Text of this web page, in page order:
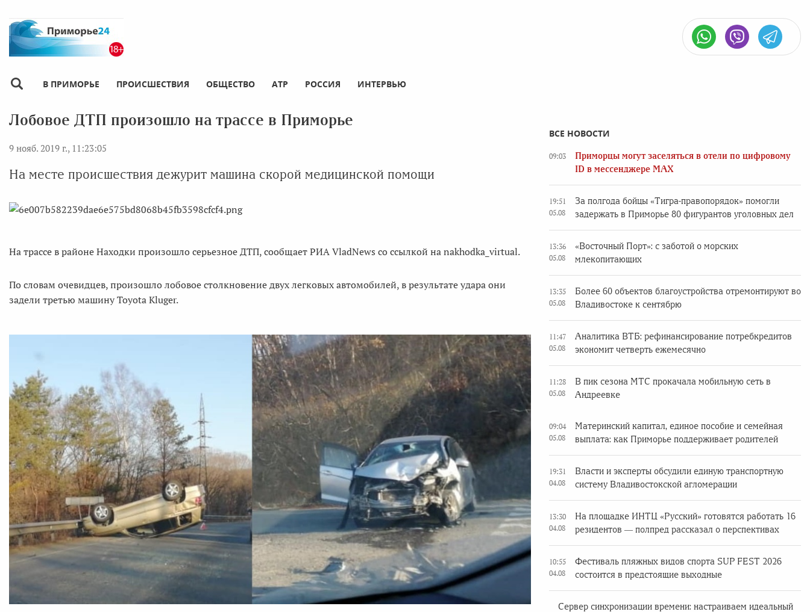
В ПРИМОРЬЕ ПРОИСШЕСТВИЯ ОБЩЕСТВО АТР РОССИЯ ИНТЕРВЬЮ
Лобовое ДТП произошло на трассе в Приморье
9 нояб. 2019 г., 11:23:05
На месте происшествия дежурит машина скорой медицинской помощи
На трассе в районе Находки произошло серьезное ДТП, сообщает РИА VladNews со ссылкой на nakhodka_virtual.
По словам очевидцев, произошло лобовое столкновение двух легковых автомобилей, в результате удара они
задели третью машину Toyota Kluger.
ВСЕ НОВОСТИ
09:03
Приморцы могут заселяться в отели по цифровому
ID в мессенджере MAX
19:51
05.08
За полгода бойцы «Тигра-правопорядок» помогли
задержать в Приморье 80 фигурантов уголовных дел
13:36
05.08
«Восточный Порт»: с заботой о морских
млекопитающих
13:35
05.08
Более 60 объектов благоустройства отремонтируют во
Владивостоке к сентябрю
11:47
05.08
Аналитика ВТБ: рефинансирование потребкредитов
экономит четверть ежемесячно
11:28
05.08
В пик сезона МТС прокачала мобильную сеть в
Андреевке
09:04
05.08
Материнский капитал, единое пособие и семейная
выплата: как Приморье поддерживает родителей
19:31
04.08
Власти и эксперты обсудили единую транспортную
систему Владивостокской агломерации
13:30
04.08
На площадке ИНТЦ «Русский» готовятся работать 16
резидентов — полпред рассказал о перспективах
10:55
04.08
Фестиваль пляжных видов спорта SUP FEST 2026
состоится в предстоящие выходные
Сервер синхронизации времени: настраиваем идеальный